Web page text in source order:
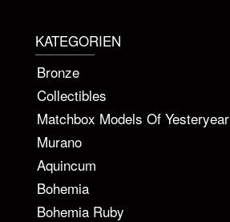
KATEGORIEN
Bronze
Collectibles
Matchbox Models Of Yesteryear
Murano
Aquincum
Bohemia
Bohemia Ruby